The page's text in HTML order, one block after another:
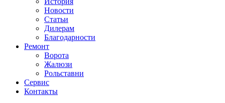
Новости
Статьи
Дилерам
Благодарности
Ремонт
Ворота
Жалюзи
Рольставни
Сервис
Контакты